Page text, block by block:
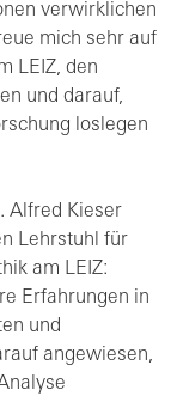
verwirklichen
mich sehr auf
LEIZ, den
und darauf,
loslegen
Alfred Kieser
Lehrstuhl für
am LEIZ:
Erfahrungen in
und
angewiesen,